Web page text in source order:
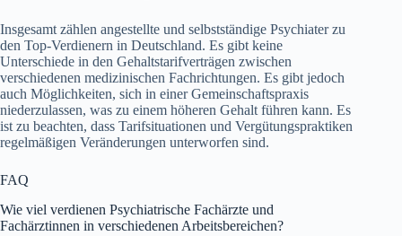
Insgesamt zählen angestellte und selbstständige Psychiater zu
den Top-Verdienern in Deutschland. Es gibt keine
Unterschiede in den Gehaltstarifverträgen zwischen
verschiedenen medizinischen Fachrichtungen. Es gibt jedoch
auch Möglichkeiten, sich in einer Gemeinschaftspraxis
niederzulassen, was zu einem höheren Gehalt führen kann. Es
ist zu beachten, dass Tarifsituationen und Vergütungspraktiken
regelmäßigen Veränderungen unterworfen sind.
FAQ
Wie viel verdienen Psychiatrische Fachärzte und
Fachärztinnen in verschiedenen Arbeitsbereichen?